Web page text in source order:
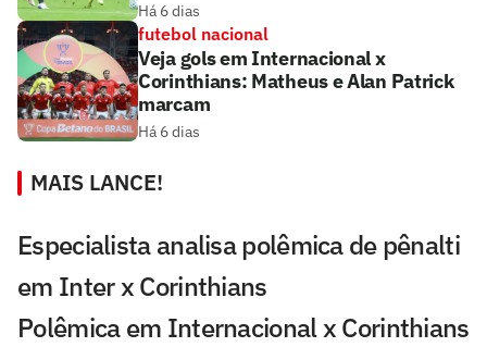
Há 6 dias
futebol nacional
Veja gols em Internacional x
Corinthians: Matheus e Alan Patrick
marcam
Há 6 dias
MAIS LANCE!
Especialista analisa polêmica de pênalti
em Inter x Corinthians
Polêmica em Internacional x Corinthians